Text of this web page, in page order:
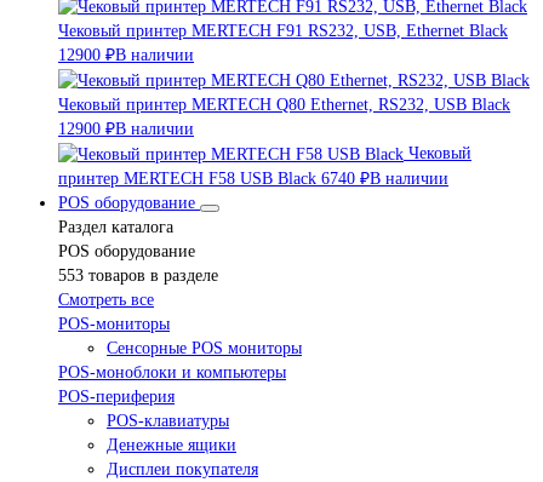
Чековый принтер MERTECH F91 RS232, USB, Ethernet Black
12900 ₽В наличии
Чековый принтер MERTECH Q80 Ethernet, RS232, USB Black
12900 ₽В наличии
Чековый
принтер MERTECH F58 USB Black 6740 ₽В наличии
POS оборудование
Раздел каталога
POS оборудование
553 товаров в разделе
Смотреть все
POS-мониторы
Сенсорные POS мониторы
POS-моноблоки и компьютеры
POS-периферия
POS-клавиатуры
Денежные ящики
Дисплеи покупателя